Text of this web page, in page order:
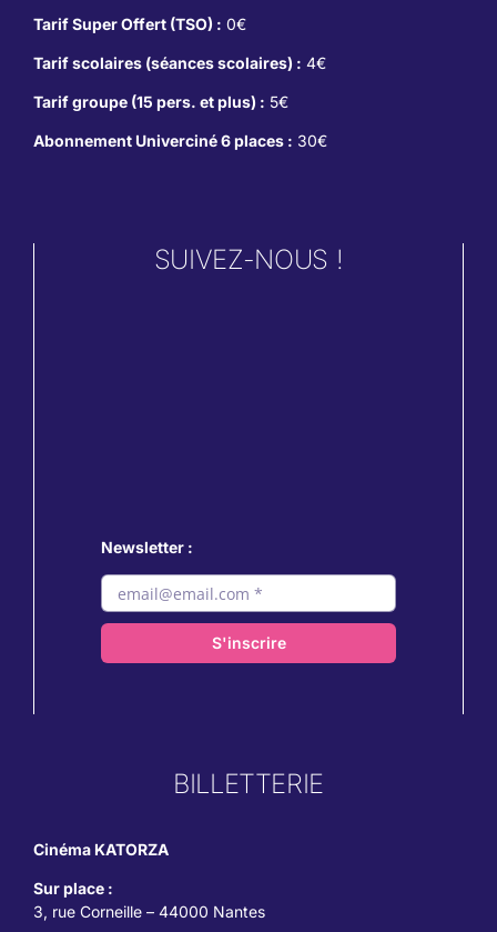
Tarif Super Offert (TSO) : 0€
Tarif scolaires (séances scolaires) : 4€
Tarif groupe (15 pers. et plus) : 5€
Abonnement Univerciné 6 places : 30€
SUIVEZ-NOUS !
Newsletter :
S'inscrire
BILLETTERIE
Cinéma KATORZA
Sur place :
3, rue Corneille – 44000 Nantes